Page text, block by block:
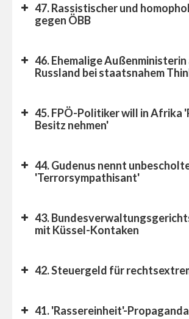
47. Rassistischer und
gegen ÖBB
46. Ehemalige
Russland bei staatsnahem
45. FPÖ-Politiker will in Afrika
Besitz nehmen'
44. Gudenus nennt
'Terrorsympathisant'
43.
mit Küssel-Kontaken
42. Steuergeld für
41. 'Rassereinheit'-Propaganda